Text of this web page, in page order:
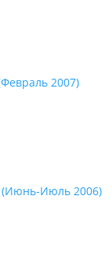
2007)
(Июнь-Июль 2006)